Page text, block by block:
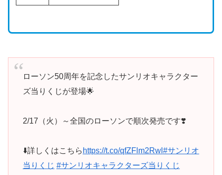
ローソン50周年を記念したサンリオキャラクター
ズ当りくじが登場🌟
2/17（火）～全国のローソンで順次発売です❣️
⬇️詳しくはこちら https://t.co/qfZFlm2Rwl #サンリオ
当りくじ #サンリオキャラクターズ当りくじ